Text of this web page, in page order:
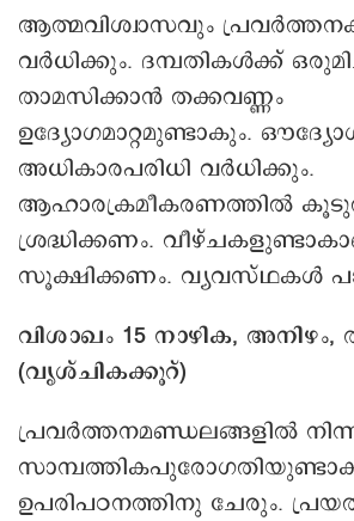
ആത്മവിശ്വാസവും
വർധിക്കും. ദമ്പതികള്‍ക്ക്
താമസിക്കാന്‍ തക്കവണ്ണം
ഉദ്യോഗമാറ്റമുണ്ടാകും.
അധികാരപരിധി വര്‍ധിക്കും.
ആഹാരക്രമീകരണത്തില്‍
ശ്രദ്ധിക്കണം.
സൂക്ഷിക്കണം. വ്യവസ്ഥകള്‍
വിശാഖം 15 നാഴിക, അനിഴം,
(വൃശ്ചികക്കൂറ്)
പ്രവര്‍ത്തനമണ്ഡലങ്ങളില്‍
ഉപരിപഠനത്തിനു ചേരും.